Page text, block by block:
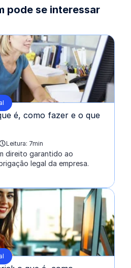
pode se interessar
é, como fazer e o que
Leitura: 7min
direito garantido ao
legal da empresa.